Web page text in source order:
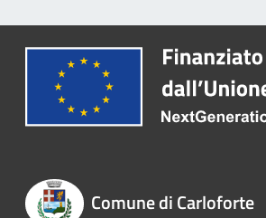
Comune di Carloforte